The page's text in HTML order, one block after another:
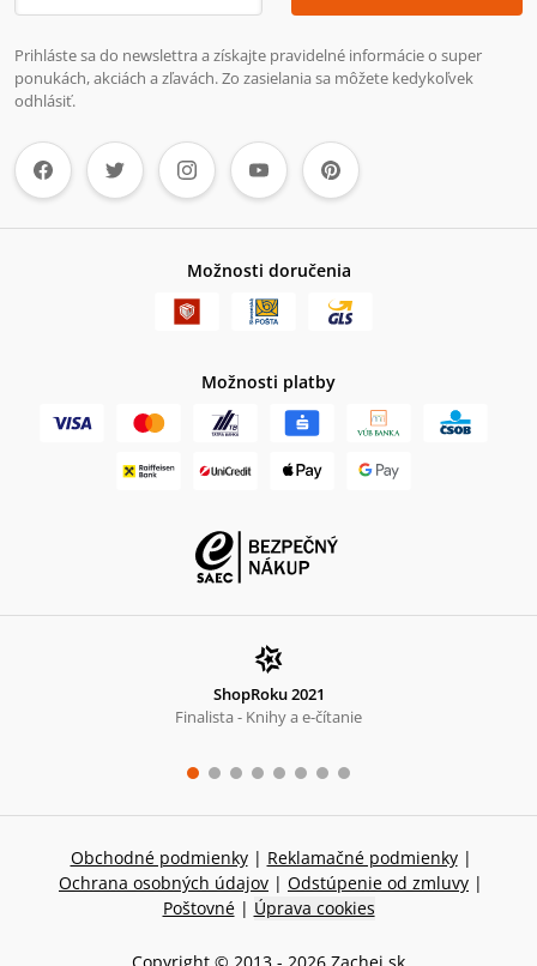
Prihláste sa do newslettra a získajte pravidelné informácie o super
ponukách, akciách a zľavách. Zo zasielania sa môžete kedykoľvek
odhlásiť.
Možnosti doručenia
Možnosti platby
ShopRoku 2021
Finalista - Knihy a e-čítanie
Obchodné podmienky | Reklamačné podmienky |
Ochrana osobných údajov | Odstúpenie od zmluvy |
Poštovné | Úprava cookies
Copyright © 2013 - 2026 Zachej.sk